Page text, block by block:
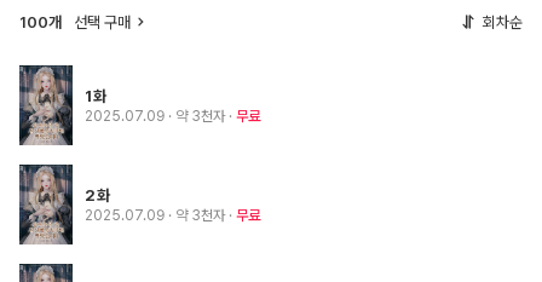
100개 선택 구매 회차순
1화
2025.07.09 · 약 3천자 무료
2화
2025.07.09 · 약 3천자 무료